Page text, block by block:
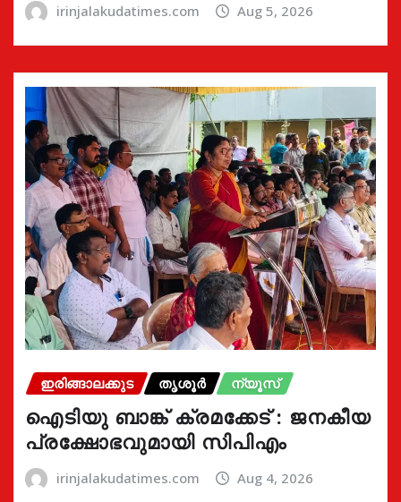
irinjalakudatimes.com Aug 5, 2026
ഇരിങ്ങാലക്കുട തൃശൂർ ന്യൂസ്
ഐടിയു ബാങ്ക് ക്രമക്കേട് : ജനകീയ
പ്രക്ഷോഭവുമായി സിപിഎം
irinjalakudatimes.com Aug 4, 2026